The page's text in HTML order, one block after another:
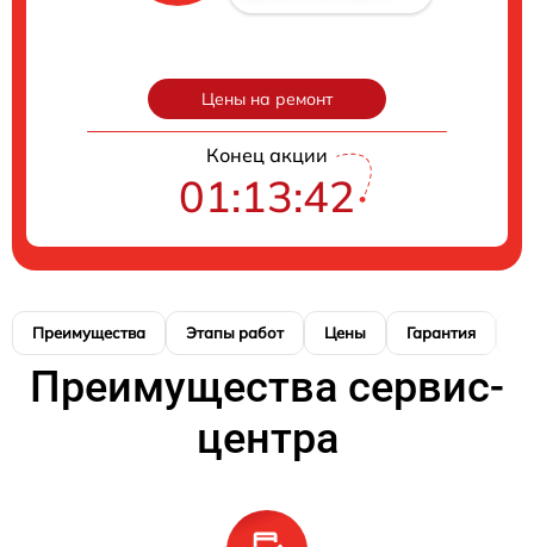
Цены на ремонт
Конец акции
01:13:41
Преимущества Этапы работ Цены Гарантия
Преимущества сервис-
центра